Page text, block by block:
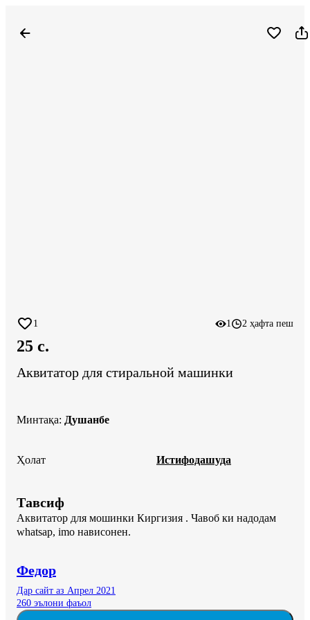
1 1 2 ҳафта пеш
25 c.
Аквитатор для стиральной машинки
Минтақа: Душанбе
Ҳолат Истифодашуда
Тавсиф
Аквитатор для мошинки Киргизия . Чавоб ки надодам
whatsap, imo нависонен.
Федор
Дар сайт аз Апрел 2021
260 эълони фаъол